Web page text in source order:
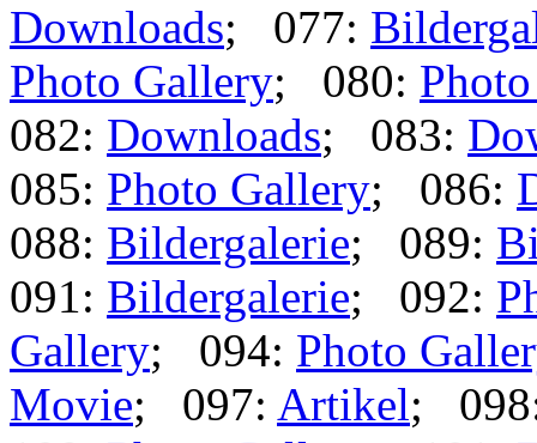
Downloads; 077:
Photo Gallery; 080:
082: Downloads; 083:
085: Photo Gallery; 086:
088: Bildergalerie; 089:
091: Bildergalerie; 092:
Gallery; 094: Photo
Movie; 097: Artikel;